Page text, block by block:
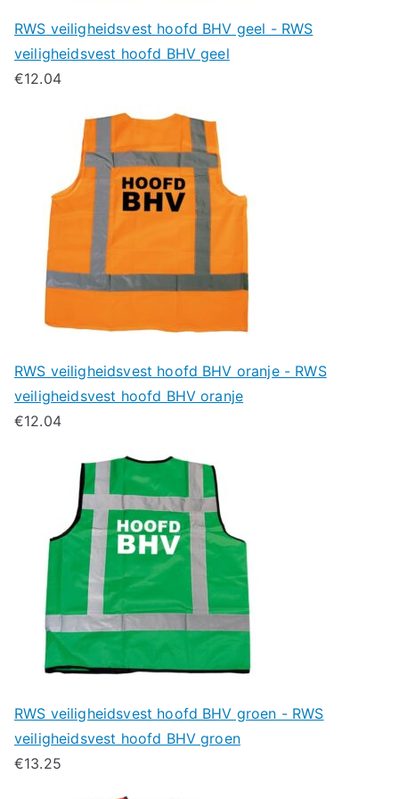
RWS veiligheidsvest hoofd BHV geel - RWS
veiligheidsvest hoofd BHV geel
€12.04
RWS veiligheidsvest hoofd BHV oranje - RWS
veiligheidsvest hoofd BHV oranje
€12.04
RWS veiligheidsvest hoofd BHV groen - RWS
veiligheidsvest hoofd BHV groen
€13.25